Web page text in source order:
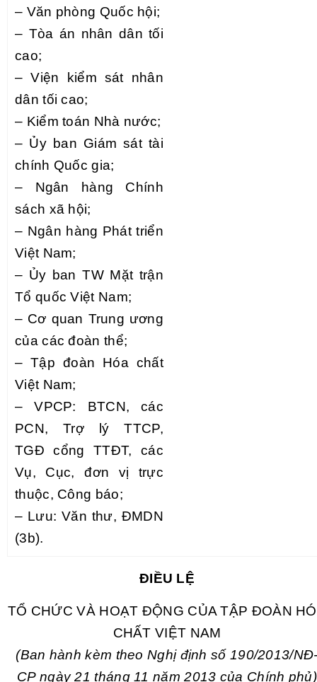
– Văn phòng Quốc hội;
– Tòa án nhân dân tối
cao;
–Viện kiểm sát nhân
dân tối cao;
– Kiểm toán Nhà nước;
– Ủy ban Giám sát tài
chính Quốc gia;
– Ngân hàng Chính
sách xã hội;
– Ngân hàng Phát triển
Việt Nam;
– Ủy ban TW Mặt trận
Tổ quốc Việt Nam;
– Cơ quan Trung ương
của các đoàn thể;
–Tập đoàn Hóa chất
Việt Nam;
–VPCP: BTCN, các
PCN, Trợ lý TTCP,
TGĐ cổng TTĐT,
các
Vụ, Cục, đơn vị trực
thuộc, Công báo;
– Lưu: Văn thư, ĐMDN
(3b).
ĐIỀU LỆ
TỔ CHỨC VÀ HOẠT ĐỘNG CỦA TẬP ĐOÀN
CHẤT VIỆT NAM
(Ban hành kèm theo Nghị định số 190/2013/
CP ngày 21 tháng11 năm 2013 của Chính phủ)